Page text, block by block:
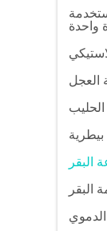
واحدة
العجل
الحليب
بيطرية
البقر
البقر